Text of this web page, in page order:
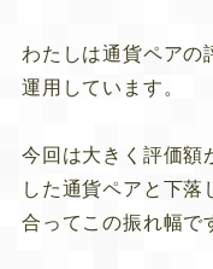
わたしは通貨ペアの
運用しています。
今回は大きく評価額
した通貨ペアと下落
合ってこの振れ幅で